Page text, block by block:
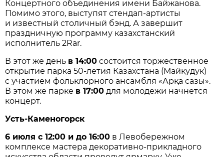
Концертного объединения имени Байжанова.
Помимо этого, выступят стендап-артисты
и известный столичный бэнд. А завершит
праздничную программу казахстанский
исполнитель 2Rar.
В этот же день в 14:00 состоится торжественное
открытие парка 50-летия Казахстана (Майкудук)
с участием фольклорного ансамбля «Арқа сазы».
В этом же парке в 17:00 для молодежи начнется
концерт.
Усть-Каменогорск
6 июля с 12:00 и до 16:00 в Левобережном
комплексе мастера декоративно-прикладного